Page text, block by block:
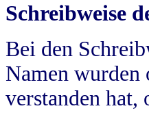
Schreibweise
Bei den
Namen wurden
verstanden hat,